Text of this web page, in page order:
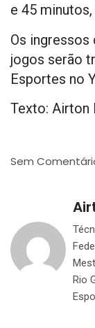
e 45
Os ingressos
jogos serão
Esportes no
Texto: Airton
Sem
Rio